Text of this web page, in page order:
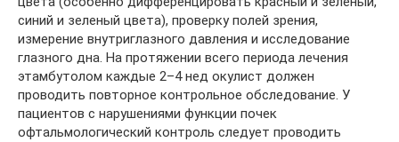
синий и зеленый цвета), проверку полей зрения,
измерение внутриглазного давления и исследование
глазного дна. На протяжении всего периода лечения
этамбутолом каждые 2–4 нед окулист должен
проводить повторное контрольное обследование. У
пациентов с нарушениями функции почек
офтальмологический контроль следует проводить